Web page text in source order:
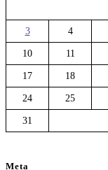
3 4
10 11
17 18
24 25
31
Meta